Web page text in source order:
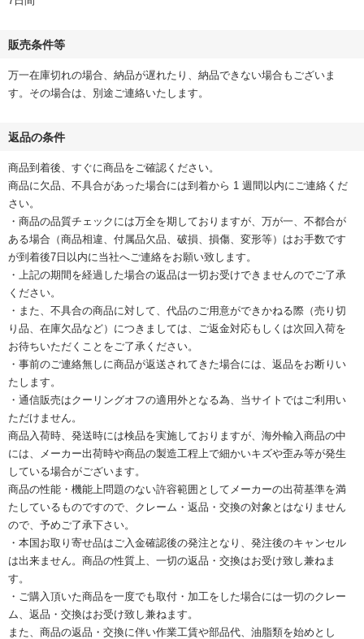
販売条件等
万一在庫切れの場合、納品が遅れたり、納品できない場合もございま
す。その場合は、別途ご連絡いたします。
返品の条件
商品到着後、すぐに商品をご確認ください。
商品に欠品、不具合があった場合には到着から 1 週間以内にご連絡くだ
さい。
・商品の品質チェックには万全を期しておりますが、万が一、不都合が
ある場合（商品相違、付属品欠品、破損、損傷、変形等）はお手数です
が到着後7日以内に当社へご連絡をお願い致します。
・上記の期間を経過した場合の返品は一切お受けできませんのでご了承
ください。
・また、不具合の商品に対して、代品のご用意ができかねる際（売り切
り品、在庫欠品など）につきましては、ご返金対応もしくは次回入荷を
お待ちいただくことをご了承ください。
・事前のご連絡無しに商品が返送されてきた場合には、返品をお断りい
たします。
・通信販売はクーリングオフの適用外となる為、当サイトではご利用い
ただけません。
商品入荷時、発送時には検品を実施しておりますが、海外輸入商品の中
には、メーカー出荷時や商品の製造工程上で細かいキズや歪み等が発生
している場合がございます。
商品の性能・機能上問題のない許容範囲としてメーカーの出荷基準を満
たしているものですので、クレーム・返品・交換の対象とはなりません
ので、予めご了承下さい。
・本国お取り寄せ品はご入金確認後の発注となり、発注後のキャンセル
は出来ません。商品の性質上、一切の返品・交換はお受け致し兼ねま
す。
・ご購入頂いた商品を一度でも取付・加工をした場合には一切のクレー
ム、返品・交換はお受け致し兼ねます。
また、商品の返品・交換に伴い作業工賃や部品代、油脂類を始めとし